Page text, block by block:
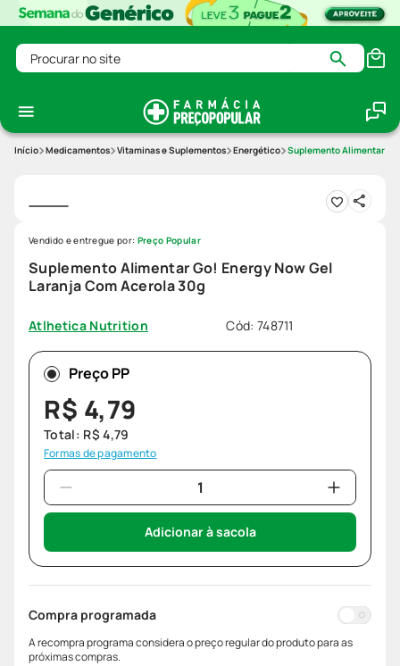
Procurar no site
Medicamentos Vitaminas e Suplementos Energético Suplemento Alimentar
Suplemento Alimentar Go! Energy Now Gel
Laranja Com Acerola 30g
Atlhetica Nutrition Cód: 748711
Vendido e entregue por: Preço Popular
Preço PP
R$ 4,79
Total: R$ 4,79
Formas de pagamento
Adicionar à sacola
Compra programada
A recompra programa considera o preço regular do produto para as
próximas compras.